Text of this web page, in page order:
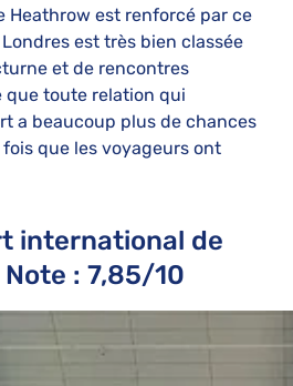
Heathrow est renforcé par ce
est très bien classée
et de rencontres
que toute relation qui
a beaucoup plus de chances
que les voyageurs ont
international de
Note : 7,85/10